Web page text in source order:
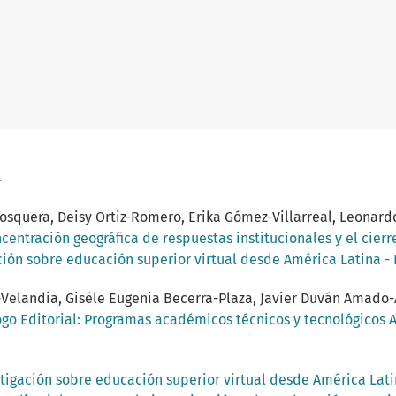
Deisy Ortiz-Romero, Erika Gómez-Villarreal,
geográfica de respuestas institucionales y el
sobre educación superior virtual desde América Latina -
Giséle Eugenia Becerra-Plaza, Javier Duván
Editorial: Programas académicos técnicos y tecnológicos
sobre educación superior virtual desde América